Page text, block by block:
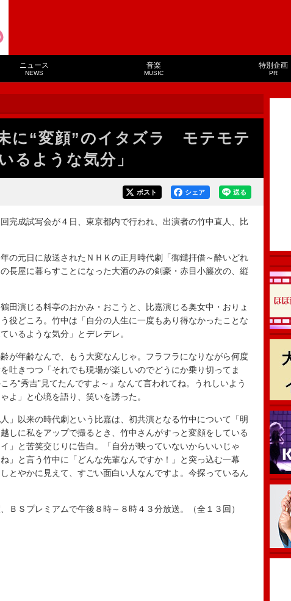
ニュース
NEWS
音楽
MUSIC
特別企画
PR
に“変顔”のイタズラ モテモテ
るような気分」
送る
シェア
ポスト
完成試写会が４日、東京都内で行われ、出演者の竹中直人、比
の元日に放送されたＮＨＫの正月時代劇「御鑓拝借～酔いどれ
長屋に暮らすことになった大酒のみの剣豪・赤目小籐次の、縦
田演じる料亭のおかみ・おこうと、比嘉演じる奥女中・おりょ
役どころ。竹中は「自分の人生に一度もあり得なかったことな
いるような気分」とデレデレ。
が年齢なんで、もう大変なんじゃ。フラフラになりながら何度
吐きつつ「それでも現場が楽しいのでどうにか乗り切ってま
ろ“秀吉”見てたんですよ～』なんて言われてね。うれしいよう
よ」と心境を語り、笑いを誘った。
」以来の時代劇という比嘉は、初共演となる竹中について「明
しに私をアップで撮るとき、竹中さんがすっと変顔をしている
」と苦笑交じりに告白。「自分が映っていないからいいじゃ
」と言う竹中に「どんな先輩なんですか！」と突っ込む一幕
とやかに見えて、すごい面白い人なんですよ。今探っているん
ＢＳプレミアムで午後８時～８時４３分放送。（全１３回）